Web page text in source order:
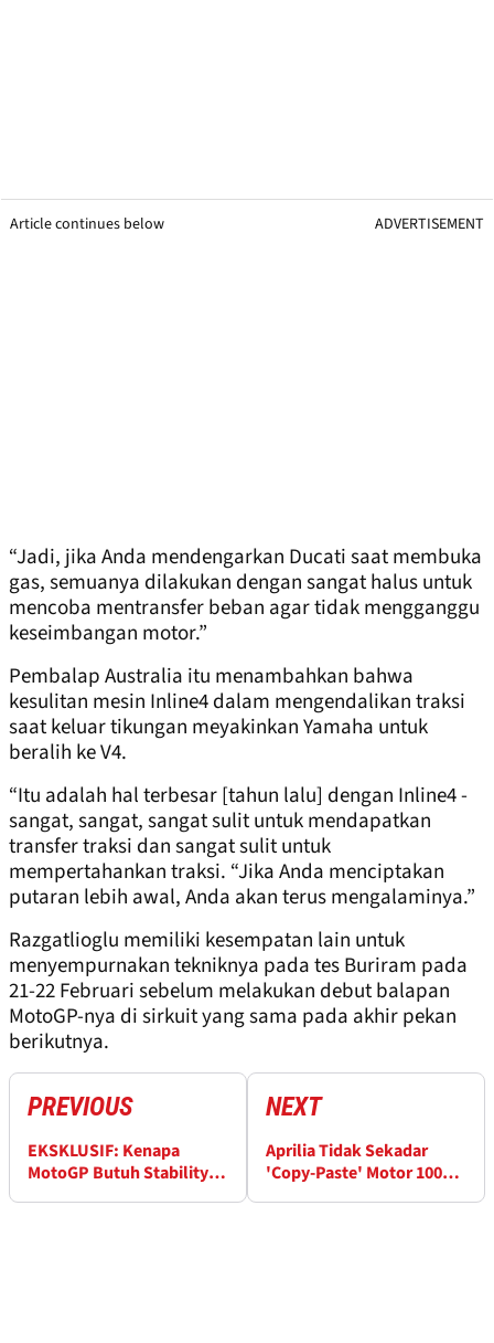
Article continues below ADVERTISEMENT
“Jadi, jika Anda mendengarkan Ducati saat membuka
gas, semuanya dilakukan dengan sangat halus untuk
mencoba mentransfer beban agar tidak mengganggu
keseimbangan motor.”
Pembalap Australia itu menambahkan bahwa
kesulitan mesin Inline4 dalam mengendalikan traksi
saat keluar tikungan meyakinkan Yamaha untuk
beralih ke V4.
“Itu adalah hal terbesar [tahun lalu] dengan Inline4 -
sangat, sangat, sangat sulit untuk mendapatkan
transfer traksi dan sangat sulit untuk
mempertahankan traksi. “Jika Anda menciptakan
putaran lebih awal, Anda akan terus mengalaminya.”
Razgatlioglu memiliki kesempatan lain untuk
menyempurnakan tekniknya pada tes Buriram pada
21-22 Februari sebelum melakukan debut balapan
MotoGP-nya di sirkuit yang sama pada akhir pekan
berikutnya.
PREVIOUS
EKSKLUSIF: Kenapa
MotoGP Butuh Stability
NEXT
Aprilia Tidak Sekadar
'Copy-Paste' Motor 1000cc